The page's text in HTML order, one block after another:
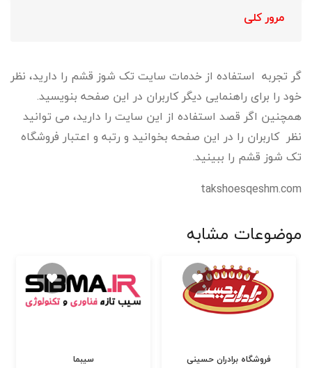
مرور کلی
گر تجربه استفاده از خدمات سایت تک شوز قشم را دارید، نظر
خود را برای راهنمایی دیگر کاربران در این صفحه بنویسید.
همچنین اگر قصد استفاده از این سایت را دارید، می توانید
نظر کاربران را در این صفحه بخوانید و رتبه و اعتبار فروشگاه
تک شوز قشم را ببینید.
takshoesqeshm.com
موضوعات مشابه
سیبما فروشگاه برادران حسینی